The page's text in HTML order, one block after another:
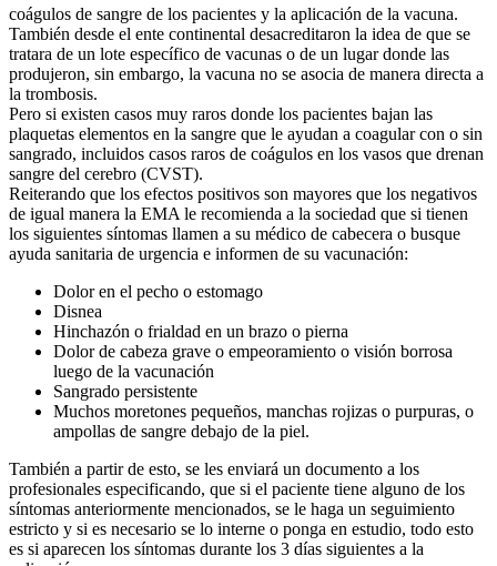
coágulos de sangre de los pacientes y la aplicación de la vacuna.
También desde el ente continental desacreditaron la idea de que se
tratara de un lote específico de vacunas o de un lugar donde las
produjeron, sin embargo, la vacuna no se asocia de manera directa a
la trombosis.
Pero si existen casos muy raros donde los pacientes bajan las
plaquetas elementos en la sangre que le ayudan a coagular con o sin
sangrado, incluidos casos raros de coágulos en los vasos que drenan
sangre del cerebro (CVST).
Reiterando que los efectos positivos son mayores que los negativos
de igual manera la EMA le recomienda a la sociedad que si tienen
los siguientes síntomas llamen a su médico de cabecera o busque
ayuda sanitaria de urgencia e informen de su vacunación:
Dolor en el pecho o estomago
Disnea
Hinchazón o frialdad en un brazo o pierna
Dolor de cabeza grave o empeoramiento o visión borrosa
luego de la vacunación
Sangrado persistente
Muchos moretones pequeños, manchas rojizas o purpuras, o
ampollas de sangre debajo de la piel.
También a partir de esto, se les enviará un documento a los
profesionales especificando, que si el paciente tiene alguno de los
síntomas anteriormente mencionados, se le haga un seguimiento
estricto y si es necesario se lo interne o ponga en estudio, todo esto
es si aparecen los síntomas durante los 3 días siguientes a la